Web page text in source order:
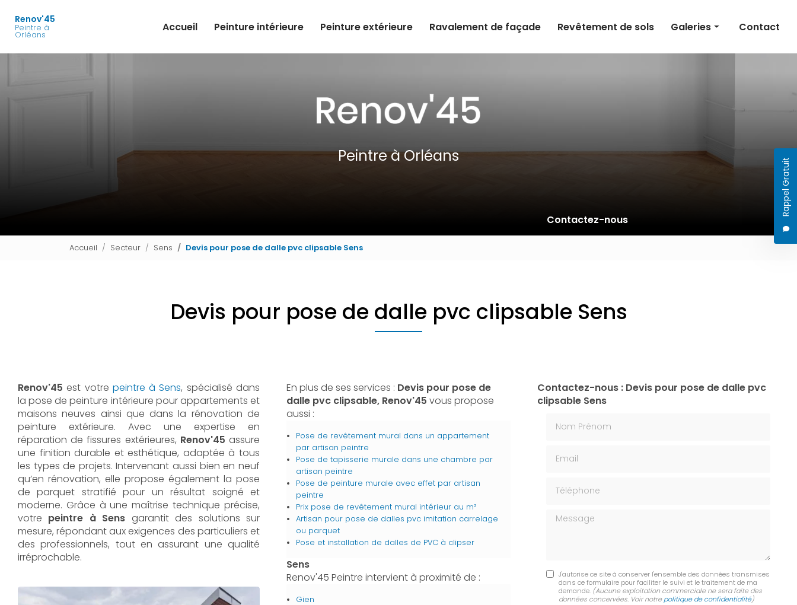
contenu
Renov'45
Peintre à
Orléans
Rappel Gratuit
Accueil
Peinture intérieure Peinture extérieure Ravalement de façade Revêtement de sols Galeries
Ravalement de façade
Contact
Peintre à Orléans
Contactez-nous
Accueil Secteur Sens Devis pour pose de dalle pvc clipsable Sens
Devis pour pose de dalle pvc clipsable Sens
Renov'45est votre peintre à Sens, spécialisé dans
la pose de peinture intérieure pour appartements et
maisons neuves ainsi que dans la rénovation de
peinture extérieure. Avec une expertise en
réparation de fissures extérieures, Renov'45 assure
une finition durable et esthétique, adaptée à tous
les types de projets. Intervenant aussi bien en neuf
qu’en rénovation, elle propose également la pose
de parquet stratifié pour un résultat soigné et
moderne. Grâce à une maîtrise technique précise,
votre peintre à Sens garantit des solutions sur
mesure, répondant aux exigences des particuliers et
des professionnels, tout en assurant une qualité
irréprochable.
En plus de ses services : Devis pour pose de
dalle pvc clipsable, Renov'45 vous propose
aussi :
Pose de revêtement mural dans un appartement
par artisan peintre
Pose de tapisserie murale dans une chambre par
artisan peintre
Pose de peinture murale avec effet par artisan
peintre
Prix pose de revêtement mural intérieur au m²
Artisan pour pose de dalles pvc imitation carrelage
ou parquet
Pose et installation de dalles de PVC à clipser
Sens
Renov'45 Peintre intervient à proximité de :
Gien
Contactez-nous : Devis pour pose de dalle pvc
clipsable Sens
Message
J'autorise ce site à conserver l'ensemble des données transmises
dans ce formulaire pour faciliter le suivi et le traitement de ma
demande. (Aucune exploitation commerciale ne sera faite des
données concervées. Voir notre politique de confidentialité)